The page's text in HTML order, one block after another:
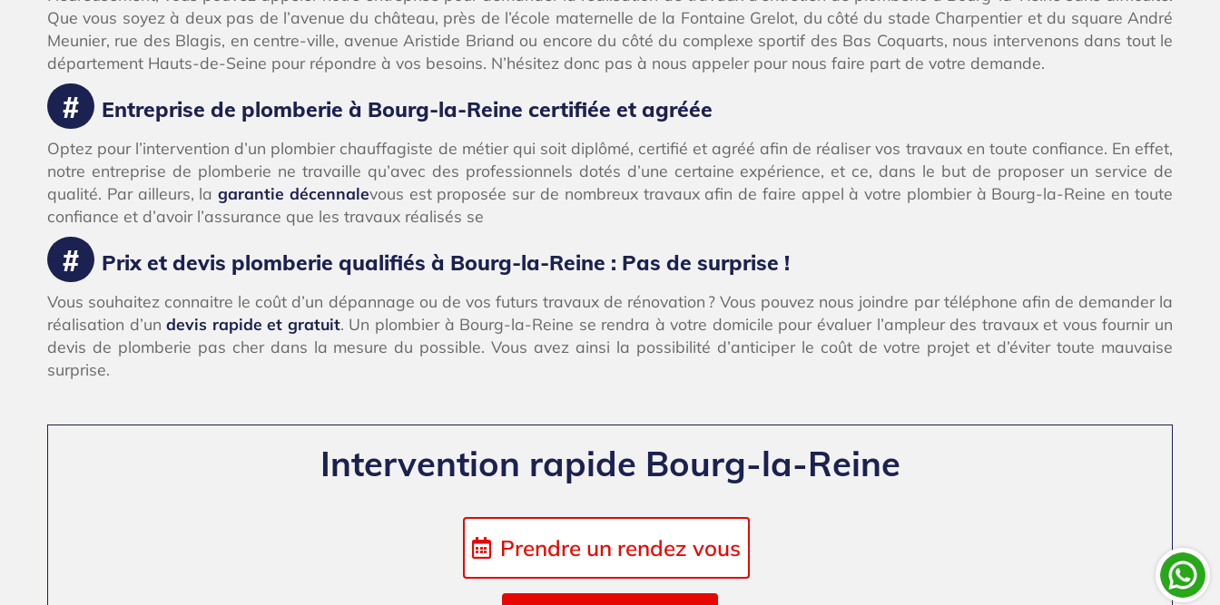
Que vous soyez à deux pas de l’avenue du château, près de l’école maternelle de la Fontaine Grelot, du côté du stade Charpentier et du square André
Meunier, rue des Blagis, en centre-ville, avenue Aristide Briand ou encore du côté du complexe sportif des Bas Coquarts, nous intervenons dans tout le
département Hauts-de-Seine pour répondre à vos besoins. N’hésitez donc pas à nous appeler pour nous faire part de votre demande.
Entreprise de plomberie à Bourg-la-Reine certifiée et agréée
Optez pour l’intervention d’un plombier chauffagiste de métier qui soit diplômé, certifié et agréé afin de réaliser vos travaux en toute confiance. En effet,
notre entreprise de plomberie ne travaille qu’avec des professionnels dotés d’une certaine expérience, et ce, dans le but de proposer un service de
qualité. Par ailleurs, lagarantie décennalevous est proposée sur de nombreux travaux afin de faire appel à votre plombier à Bourg-la-Reine en toute
confiance et d’avoir l’assurance que les travaux réalisés se
Prix et devis plomberie qualifiés à Bourg-la-Reine : Pas de surprise !
Vous souhaitez connaitre le coût d’un dépannage ou de vos futurs travaux de rénovation ? Vous pouvez nous joindre par téléphone afin de demander la
réalisation d’undevis rapide et gratuit. Un plombier à Bourg-la-Reine se rendra à votre domicile pour évaluer l’ampleur des travaux et vous fournir un
devis de plomberie pas cher dans la mesure du possible. Vous avez ainsi la possibilité d’anticiper le coût de votre projet et d’éviter toute mauvaise
surprise.
Intervention rapide Bourg-la-Reine
Prendre un rendez vous